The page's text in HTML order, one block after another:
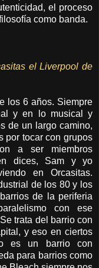
el proceso
como banda.
el Liverpool de
los 6 años. Siempre
y en lo musical y
de un largo camino,
por tocar con grupos
a ser miembros
dices, Sam y yo
en Orcasitas.
de los 80 y los
de la periferia
con ese
trata del barrio con
y eso en ciertos
es un barrio con
para barrios como